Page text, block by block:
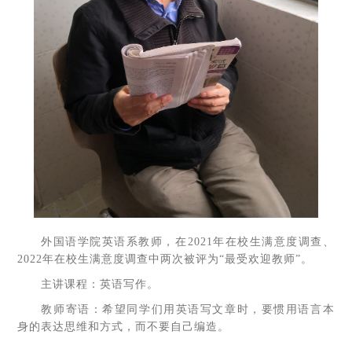
外国语学院英语系教师，在2021年在校生满意度调查、
2022年在校生满意度调查中两次被评为“最受欢迎教师”。
主讲课程：英语写作。
教师寄语：希望同学们用英语写文章时，要惯用语言本
身的表达思维和方式，而不要自己编造。